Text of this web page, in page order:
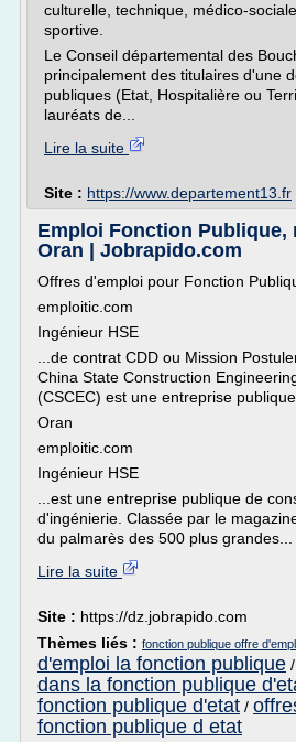
culturelle, technique, médico-
sportive.
Le Conseil départemental des
principalement des titulaires d'une
publiques (Etat, Hospitalière ou
lauréats de...
Lire la suite
Site : https://www.departement13.fr
Emploi Fonction Publique,
Oran | Jobrapido.com
Offres d'emploi pour Fonction
emploitic.com
Ingénieur HSE
...de contrat CDD ou Mission
China State Construction
(CSCEC) est une entreprise
Oran
emploitic.com
Ingénieur HSE
...est une entreprise publique de
d'ingénierie. Classée par le
du palmarès des 500 plus grandes...
Lire la suite
Site : https://dz.jobrapido.com
Thèmes liés : fonction publique offre
d'emploi la fonction publique /
dans la fonction publique
fonction publique d'etat /
fonction publique d etat